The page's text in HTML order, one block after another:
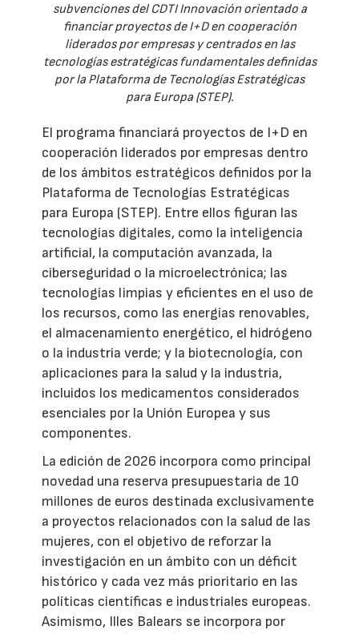
subvenciones del CDTI Innovación orientado a
financiar proyectos de I+D en cooperación
liderados por empresas y centrados en las
tecnologías estratégicas fundamentales definidas
por la Plataforma de Tecnologías Estratégicas
para Europa (STEP).
El programa financiará proyectos de I+D en
cooperación liderados por empresas dentro
de los ámbitos estratégicos definidos por la
Plataforma de Tecnologías Estratégicas
para Europa (STEP). Entre ellos figuran las
tecnologías digitales, como la inteligencia
artificial, la computación avanzada, la
ciberseguridad o la microelectrónica; las
tecnologías limpias y eficientes en el uso de
los recursos, como las energías renovables,
el almacenamiento energético, el hidrógeno
o la industria verde; y la biotecnología, con
aplicaciones para la salud y la industria,
incluidos los medicamentos considerados
esenciales por la Unión Europea y sus
componentes.
La edición de 2026 incorpora como principal
novedad una reserva presupuestaria de 10
millones de euros destinada exclusivamente
a proyectos relacionados con la salud de las
mujeres, con el objetivo de reforzar la
investigación en un ámbito con un déficit
histórico y cada vez más prioritario en las
políticas científicas e industriales europeas.
Asimismo, Illes Balears se incorpora por